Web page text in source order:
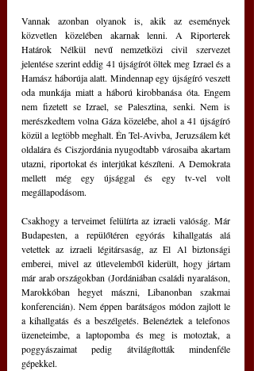
Vannak azonban olyanok is, akik az események
közvetlen közelében akarnak lenni. A Riporterek
Határok Nélkül nevű nemzetközi civil szervezet
jelentése szerint eddig 41 újságírót öltek meg Izrael és a
Hamász háborúja alatt. Mindennap egy újságíró veszett
oda munkája miatt a háború kirobbanása óta. Engem
nem fizetett se Izrael, se Palesztina, senki. Nem is
merészkedtem volna Gáza közelébe, ahol a 41 újságíró
közül a legtöbb meghalt. Én Tel-Avivba, Jeruzsálem két
oldalára és Ciszjordánia nyugodtabb városaiba akartam
utazni, riportokat és interjúkat készíteni. A Demokrata
mellett még egy újsággal és egy tv-vel volt
megállapodásom.
Csakhogy a terveimet felülírta az izraeli valóság. Már
Budapesten, a repülőtéren egyórás kihallgatás alá
vetettek az izraeli légitársaság, az El Al biztonsági
emberei, mivel az útlevelemből kiderült, hogy jártam
már arab országokban (Jordániában családi nyaraláson,
Marokkóban hegyet mászni, Libanonban szakmai
konferencián). Nem éppen barátságos módon zajlott le
a kihallgatás és a beszélgetés. Belenéztek a telefonos
üzeneteimbe, a laptopomba és meg is motoztak, a
poggyászaimat pedig átvilágították mindenféle
gépekkel.